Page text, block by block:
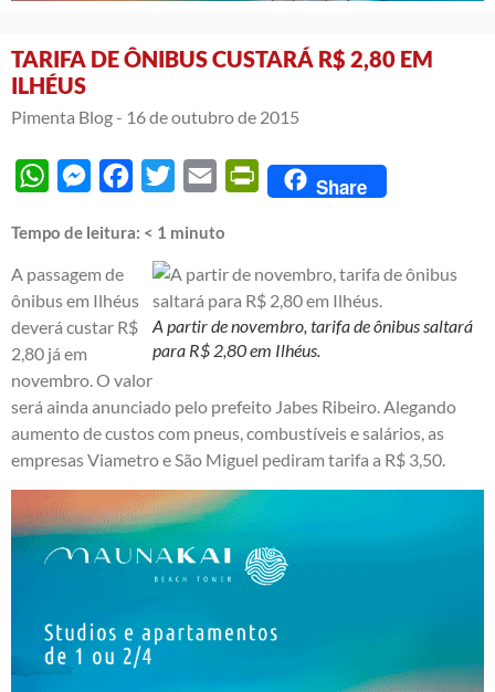
TARIFA DE ÔNIBUS CUSTARÁ R$ 2,80 EM
ILHÉUS
Pimenta Blog - 16 de outubro de 2015
WhatsAppMessengerFacebook
Twitter Email PrintFriendly
Share
Tempo de leitura: < 1 minuto
A partir de novembro, tarifa de ônibus saltará
para R$ 2,80 em Ilhéus.
A passagem de
ônibus em Ilhéus
deverá custar R$
2,80 já em
novembro. O valor
será ainda anunciado pelo prefeito Jabes Ribeiro. Alegando
aumento de custos com pneus, combustíveis e salários, as
empresas Viametro e São Miguel pediram tarifa a R$ 3,50.